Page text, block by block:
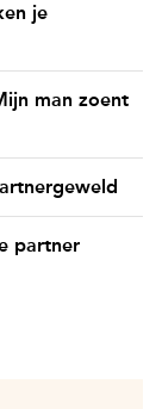
je
man zoent
partner